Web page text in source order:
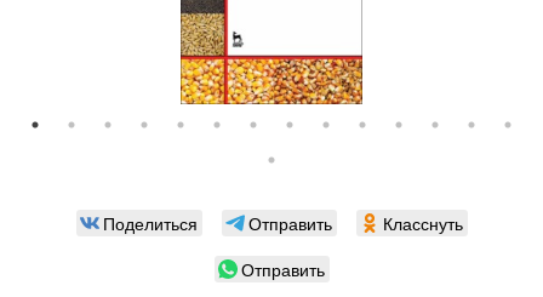
Поделиться Отправить
Класснуть
Отправить